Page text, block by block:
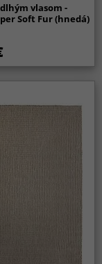
vlasom -
Soft Fur (hnedá)